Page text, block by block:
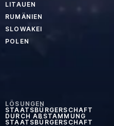
LITAUEN
RUMÄNIEN
SLOWAKEI
POLEN
LÖSUNGEN
STAATSBÜRGERSCHAFT
DURCH ABSTAMMUNG
STAATSBÜRGERSCHAFT